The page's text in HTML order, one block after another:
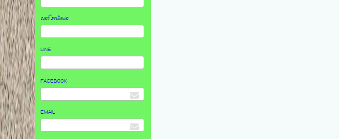
เบอร์โทรติดต่อ
LINE
FACEBOOK
EMAIL